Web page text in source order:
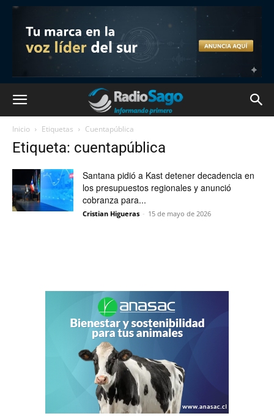
Inicio Etiquetas Cuentapública
Etiqueta: cuentapública
Santana pidió a Kast detener decadencia en
los presupuestos regionales y anunció
cobranza para...
Cristian Higueras - 15 de mayo de 2026